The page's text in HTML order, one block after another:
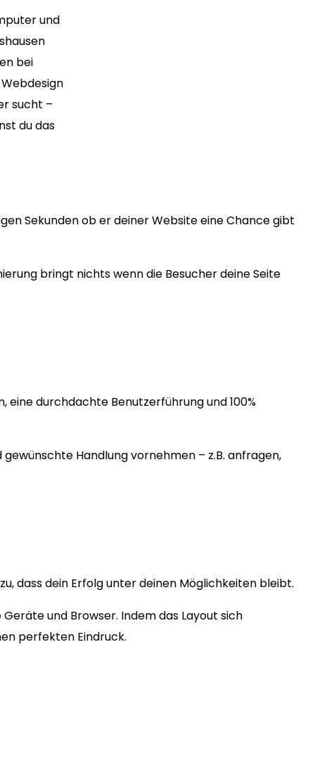
und
bei
sucht –
du das
Sekunden ob er deiner Website eine Chance gibt
bringt nichts wenn die Besucher deine Seite
durchdachte Benutzerführung und 100%
Handlung vornehmen – z.B. anfragen,
dass dein Erfolg unter deinen Möglichkeiten bleibt.
und Browser. Indem das Layout sich
perfekten Eindruck.